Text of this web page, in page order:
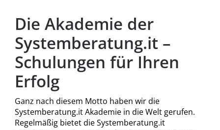
Die Akademie der
Systemberatung.it –
Schulungen für Ihren
Erfolg
Ganz nach diesem Motto haben wir die
Systemberatung.it Akademie in die Welt gerufen.
Regelmäßig bietet die Systemberatung.it